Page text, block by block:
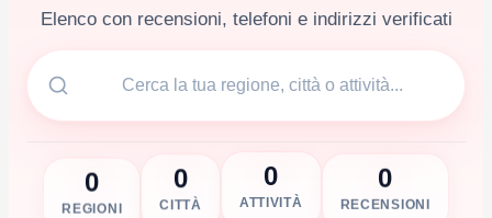
Elenco con recensioni, telefoni e indirizzi verificati
0
REGIONI
0
CITTÀ
0
ATTIVITÀ
0
RECENSIONI